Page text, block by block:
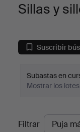
Sillas y
Suscribir
Subastas en
Mostrar los
Precios
Filtrar